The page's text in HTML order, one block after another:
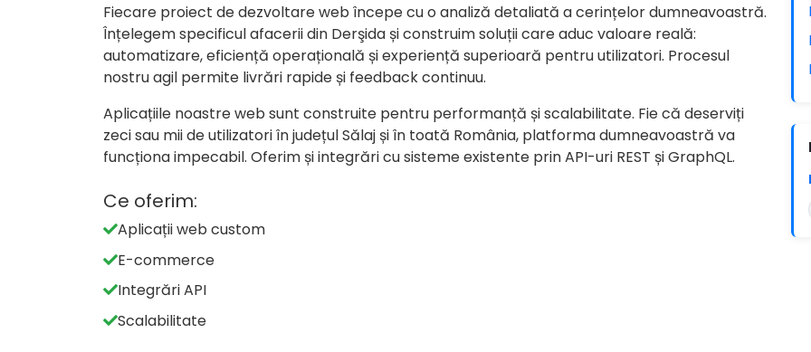
Fiecare proiect de dezvoltare web începe cu o analiză detaliată a cerințelor dumneavoastră.
Înțelegem specificul afacerii din Derşida și construim soluții care aduc valoare reală:
automatizare, eficiență operațională și experiență superioară pentru utilizatori. Procesul
nostru agil permite livrări rapide și feedback continuu.
Aplicațiile noastre web sunt construite pentru performanță și scalabilitate. Fie că deserviți
zeci sau mii de utilizatori în județul Sălaj și în toată România, platforma dumneavoastră va
funcționa impecabil. Oferim și integrări cu sisteme existente prin API-uri REST și GraphQL.
Ce oferim:
Aplicații web custom
E-commerce
Integrări API
Scalabilitate